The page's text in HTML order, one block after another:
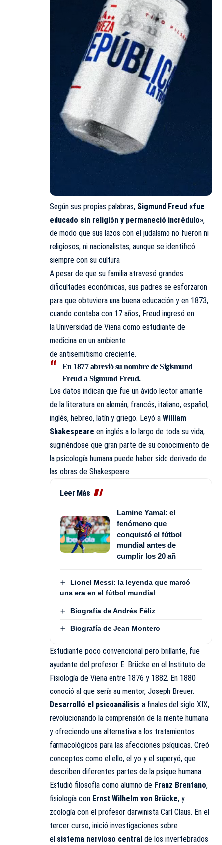
Según sus propias palabras, Sigmund Freud «fue
educado sin religión y permaneció incrédulo»,
de modo que sus lazos con el judaísmo no fueron ni
religiosos, ni nacionalistas, aunque se identificó
siempre con su cultura
A pesar de que su familia atravesó grandes
dificultades económicas, sus padres se esforzaron
para que obtuviera una buena educación y en 1873,
cuando contaba con 17 años, Freud ingresó en
la Universidad de Viena como estudiante de
medicina en un ambiente
de antisemitismo creciente.
En 1877 abrevió su nombre de Sigismund
Freud a Sigmund Freud.
Los datos indican que fue un ávido lector amante
de la literatura en alemán, francés, italiano, español,
inglés, hebreo, latín y griego. Leyó a William
Shakespeare en inglés a lo largo de toda su vida,
sugiriéndose que gran parte de su conocimiento de
la psicología humana puede haber sido derivado de
las obras de Shakespeare.
Leer Más
Lamine Yamal: el
fenómeno que
conquistó el fútbol
mundial antes de
cumplir los 20 añ
Lionel Messi: la leyenda que marcó
una era en el fútbol mundial
Biografía de Andrés Féliz
Biografía de Jean Montero
Estudiante poco convencional pero brillante, fue
ayudante del profesor E. Brücke en el Instituto de
Fisiología de Viena entre 1876 y 1882. En 1880
conoció al que sería su mentor, Joseph Breuer.
Desarrolló el psicoanálisis a finales del siglo XIX,
revolucionando la comprensión de la mente humana
y ofreciendo una alternativa a los tratamientos
farmacológicos para las afecciones psíquicas. Creó
conceptos como el ello, el yo y el superyó, que
describen diferentes partes de la psique humana.
Estudió filosofía como alumno de Franz Brentano,
fisiología con Ernst Wilhelm von Brücke, y
zoología con el profesor darwinista Carl Claus. En el
tercer curso, inició investigaciones sobre
el sistema nervioso central de los invertebrados